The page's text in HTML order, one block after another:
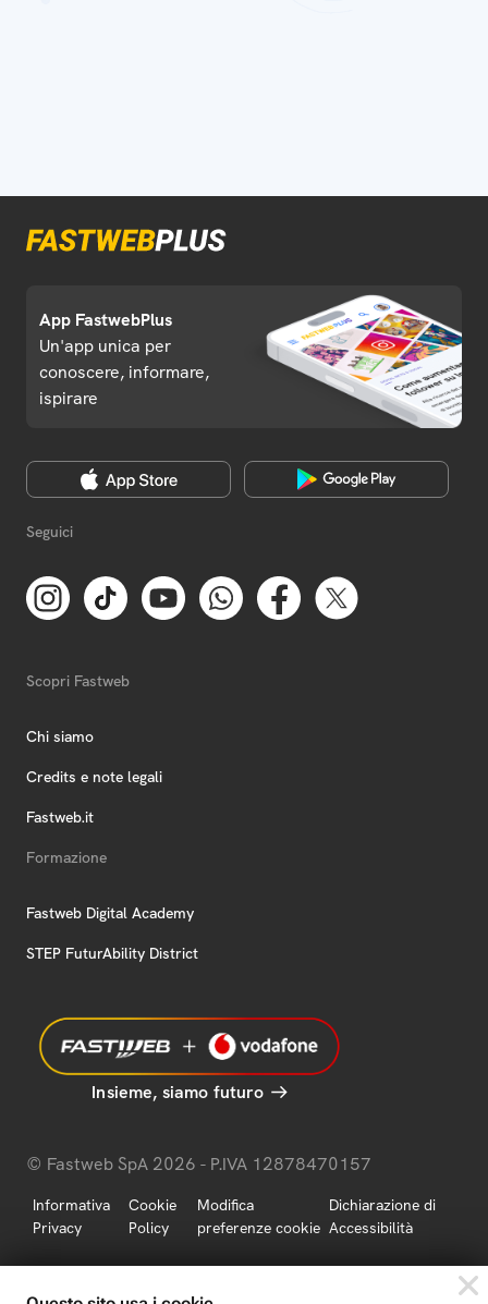
App FastwebPlus
Un'app unica per
conoscere, informare,
ispirare
Seguici
Scopri Fastweb
Chi siamo
Credits e note legali
Fastweb.it
Formazione
Fastweb Digital Academy
STEP FuturAbility District
Insieme, siamo futuro
© Fastweb SpA 2026 - P.IVA 12878470157
Informativa
Privacy
Cookie
Policy
Modifica
preferenze cookie
Dichiarazione di
Accessibilità